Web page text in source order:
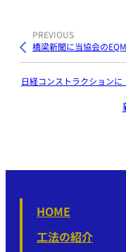
PREVIOUS
橋梁新聞に当協会の
日経コンストラクションに
HOME
工法の紹介